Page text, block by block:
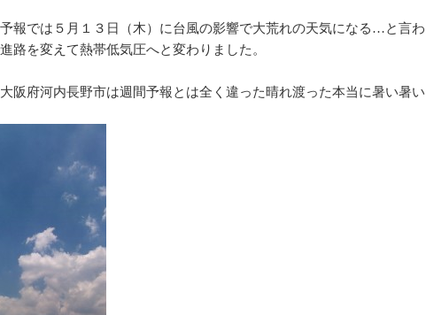
報では５月１３日（木）に台風の影響で大荒れの天気になる…と言わ
路を変えて熱帯低気圧へと変わりました。
阪府河内長野市は週間予報とは全く違った晴れ渡った本当に暑い暑い